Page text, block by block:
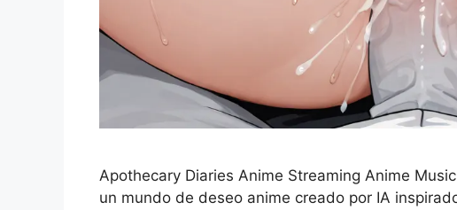
Apothecary Diaries Anime Streaming Anime
un mundo de deseo anime creado por IA